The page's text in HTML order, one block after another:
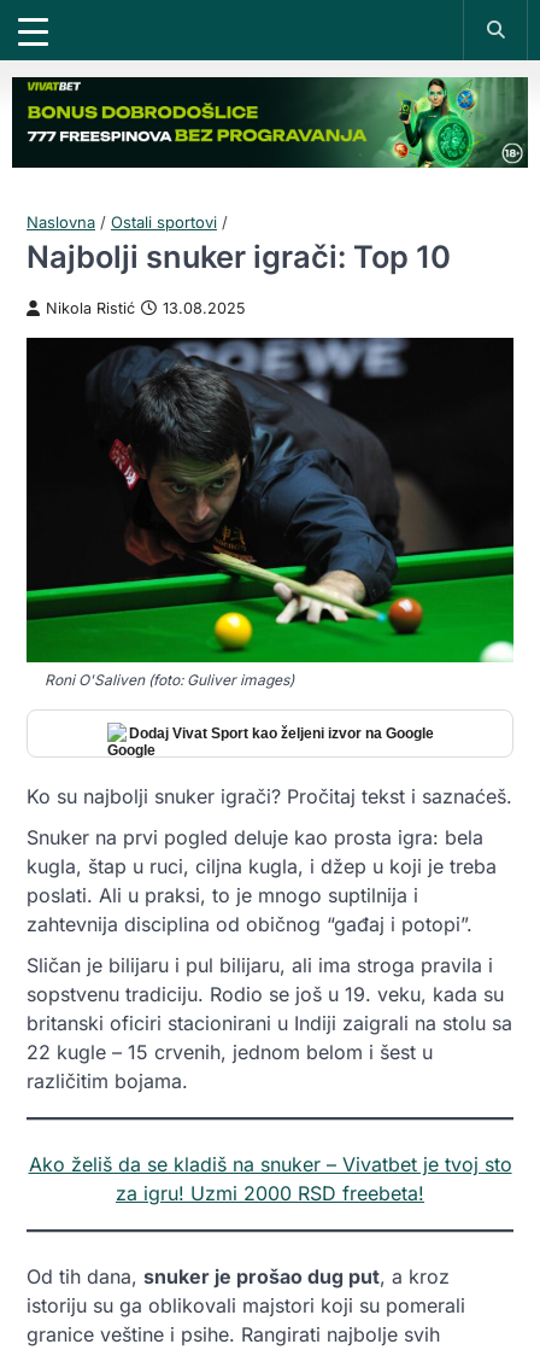
Naslovna / Ostali sportovi /
Najbolji snuker igrači: Top 10
Nikola Ristić 13.08.2025
Roni O'Saliven (foto: Guliver images)
Dodaj Vivat Sport kao željeni izvor na Google
Ko su najbolji snuker igrači? Pročitaj tekst i saznaćeš.
Snuker na prvi pogled deluje kao prosta igra: bela
kugla, štap u ruci, ciljna kugla, i džep u koji je treba
poslati. Ali u praksi, to je mnogo suptilnija i
zahtevnija disciplina od običnog “gađaj i potopi”.
Sličan je bilijaru i pul bilijaru, ali ima stroga pravila i
sopstvenu tradiciju. Rodio se još u 19. veku, kada su
britanski oficiri stacionirani u Indiji zaigrali na stolu sa
22 kugle – 15 crvenih, jednom belom i šest u
različitim bojama.
Ako želiš da se kladiš na snuker – Vivatbet je tvoj sto
za igru! Uzmi 2000 RSD freebeta!
Od tih dana, snuker je prošao dug put, a kroz
istoriju su ga oblikovali majstori koji su pomerali
granice veštine i psihe. Rangirati najbolje svih